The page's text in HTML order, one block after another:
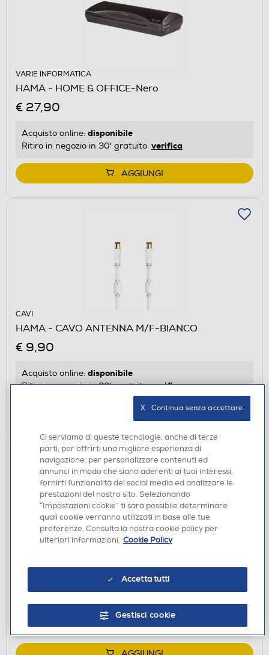
VARIE INFORMATICA
HAMA - HOME & OFFICE-Nero
€ 27,90
Acquisto online: disponibile
Ritiro in negozio in 30' gratuito: verifica
AGGIUNGI
CAVI
HAMA - CAVO ANTENNA M/F-BIANCO
€ 9,90
Acquisto online: disponibile
Ritiro in negozio in 30' gratuito:verifica
AGGIUNGI
HAMA - ADATTATORE USB TYPE C-NERO
€ 10,90
disponibile
Ritiro in negozio in 30' gratuito:verifica
Ci serviamo di queste tecnologie, anche di terze
parti, per offrirti una migliore esperienza di
navigazione, per personalizzare contenuti ed
annunci in modo che siano aderenti ai tuoi interessi,
fornirti funzionalità dei social media ed analizzare le
prestazioni del nostro sito. Selezionando
“Impostazioni cookie” ti sarà possibile determinare
quali cookie verranno utilizzati in base alle tue
preferenze. Consulta la nostra cookie policy per
ulteriori informazioni. Cookie Policy
Accetta tutti
Gestisci cookie
X   Continua senza accettare